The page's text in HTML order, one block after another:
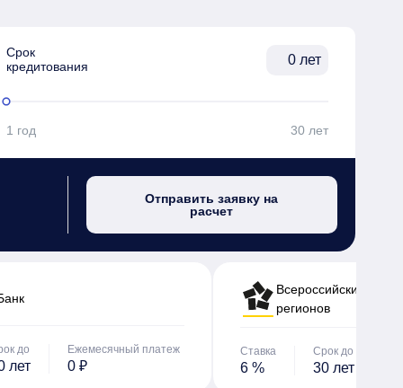
Срок
кредитования
лет
1 год 30 лет
Отправить заявку на
расчет
до
лет
Ежемесячный платеж
0 ₽
Всероссийский банк
регионов
Ставка
6 %
Срок до
30 лет